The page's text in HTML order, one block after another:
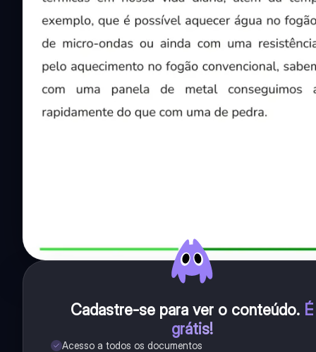
Cadastre-se para ver o conteúdo. É
grátis!
Acesso a todos os documentos